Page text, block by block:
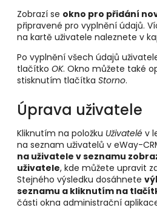
Zobrazí se okno pro přidání
připravené pro vyplnění údajů.
na kartě uživatele naleznete v
Po vyplnění všech údajů
tlačítko OK. Okno můžete také
stisknutím tlačítka Storno.
Úprava uživatele
Kliknutím na položku Uživatelé v
na seznam uživatelů v eWay-
na uživatele v seznamu
uživatele, kde můžete upravit
Stejného výsledku dosáhnete
seznamu a kliknutím na
části okna administrační